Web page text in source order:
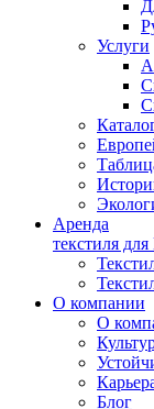
Услуги
Аренда
текстиля
О компании
О
Блог